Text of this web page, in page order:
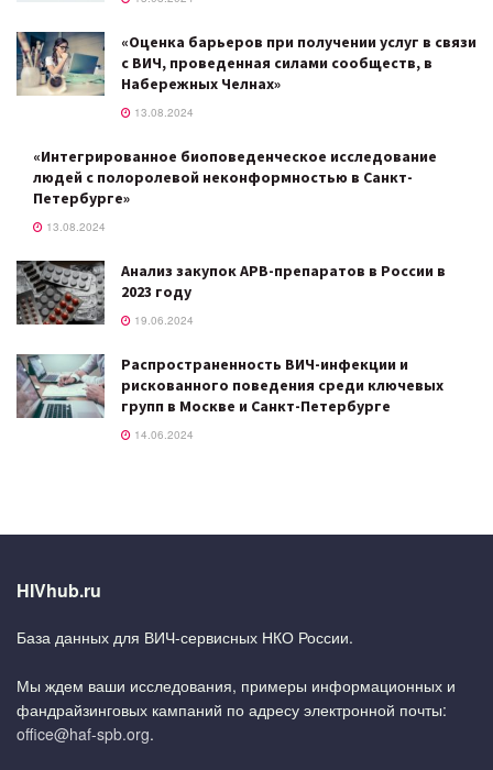
«Оценка барьеров при получении услуг в связи
с ВИЧ, проведенная силами сообществ, в
Набережных Челнах»
13.08.2024
«Интегрированное биоповеденческое исследование
людей с полоролевой неконформностью в Санкт-
Петербурге»
13.08.2024
Анализ закупок АРВ-препаратов в России в
2023 году
19.06.2024
Распространенность ВИЧ-инфекции и
рискованного поведения среди ключевых
групп в Москве и Санкт-Петербурге
14.06.2024
HIVhub.ru
База данных для ВИЧ-сервисных НКО России.
Мы ждем ваши исследования, примеры информационных и
фандрайзинговых кампаний по адресу электронной почты:
office@haf-spb.org.